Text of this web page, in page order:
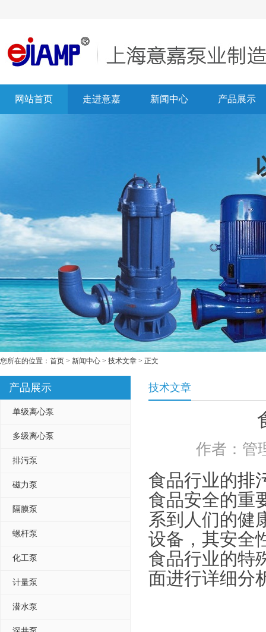
网站首页 走进意嘉 新闻中心 产品展示
您所在的位置： 首页 > 新闻中心 > 技术文章 > 正文
产品展示
单级离心泵
多级离心泵
排污泵
磁力泵
隔膜泵
螺杆泵
化工泵
计量泵
潜水泵
技术文章
作者：
食品行业的排
食品安全的重
系到人们的健
设备，其安全
食品行业的特
面进行详细分